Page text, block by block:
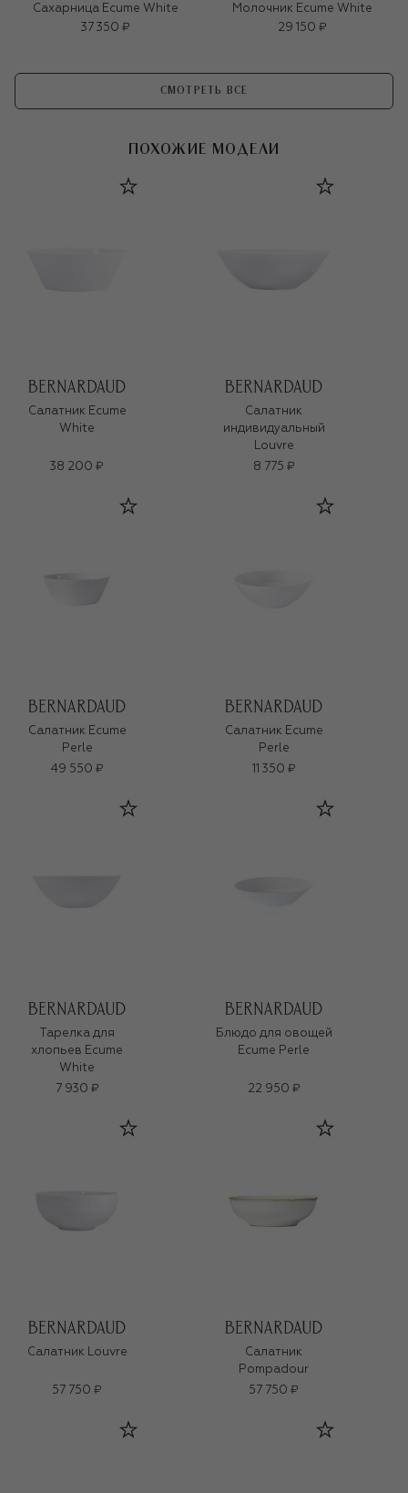
Сахарница Ecume White
37 350 ₽
Молочник Ecume White
29 150 ₽
СМОТРЕТЬ ВСЕ
ПОХОЖИЕ МОДЕЛИ
Салатник Ecume
White
38 200 ₽
Салатник
индивидуальный
Louvre
8 775 ₽
Салатник Ecume
Perle
49 550 ₽
Салатник Ecume
Perle
11 350 ₽
Тарелка для
хлопьев Ecume
White
7 930 ₽
Блюдо для овощей
Ecume Perle
22 950 ₽
Салатник Louvre
57 750 ₽
Салатник
Pompadour
57 750 ₽